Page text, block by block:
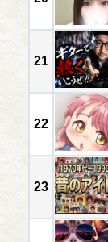
21
22
23